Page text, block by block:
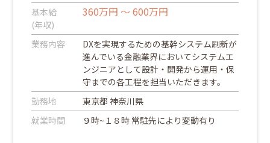
基本給
(年収)
360万円 ～ 600万円
業務内容
DXを実現するための基幹システム刷新が
進んでいる金融業界においてシステムエ
ンジニアとして設計・開発から運用・保
守までの各工程を担当いただきます。
勤務地
東京都 神奈川県
就業時間
９時~１８時 常駐先により変動有り